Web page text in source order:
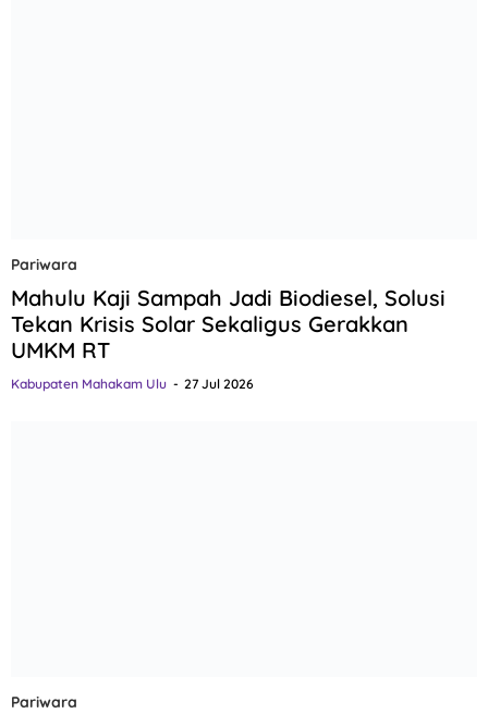
Pariwara
Mahulu Kaji Sampah Jadi Biodiesel, Solusi
Tekan Krisis Solar Sekaligus Gerakkan
UMKM RT
Kabupaten Mahakam Ulu 27 Jul 2026
Pariwara